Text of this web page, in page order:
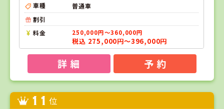
車種
普通車
割引
料金
250,000円～360,000円
税込 275,000円～396,000円
詳 細 予 約
11 位